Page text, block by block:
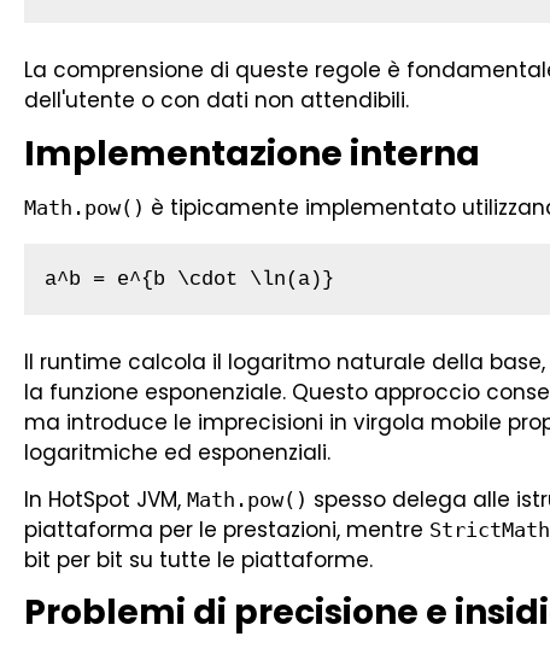
La comprensione di queste regole è
dell'utente o con dati non attendibili.
Implementazione interna
Math.pow() è tipicamente implementato
a^b = e^{b \cdot \ln(a)}
Il runtime calcola il logaritmo naturale della
la funzione esponenziale. Questo approccio
ma introduce le imprecisioni in virgola mobile
logaritmiche ed esponenziali.
In HotSpot JVM, Math.pow() spesso delega alle
piattaforma per le prestazioni, mentre
bit per bit su tutte le piattaforme.
Problemi di precisione e